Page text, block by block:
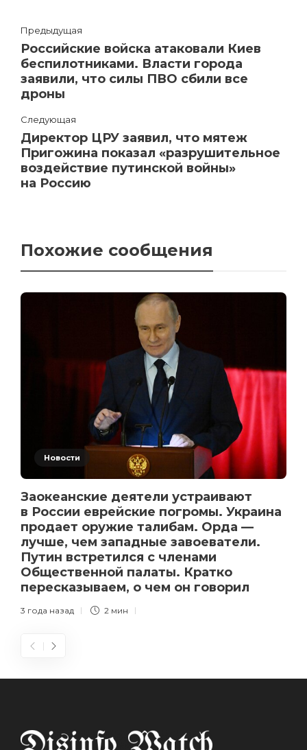
Предыдущая
Российские войска атаковали Киев
беспилотниками. Власти города
заявили, что силы ПВО сбили все
дроны
Следующая
Директор ЦРУ заявил, что мятеж
Пригожина показал «разрушительное
воздействие путинской войны»
на Россию
Похожие сообщения
Новости
Заокеанские деятели устраивают
в России еврейские погромы. Украина
продает оружие талибам. Орда —
лучше, чем западные завоеватели.
Путин встретился с членами
Общественной палаты. Кратко
пересказываем, о чем он говорил
3 года назад 2 мин